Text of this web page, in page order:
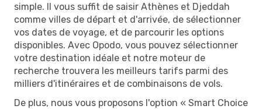
simple. Il vous suffit de saisir Athènes et Djeddah
comme villes de départ et d'arrivée, de sélectionner
vos dates de voyage, et de parcourir les options
disponibles. Avec Opodo, vous pouvez sélectionner
votre destination idéale et notre moteur de
recherche trouvera les meilleurs tarifs parmi des
milliers d'itinéraires et de combinaisons de vols.
De plus, nous vous proposons l'option « Smart Choice